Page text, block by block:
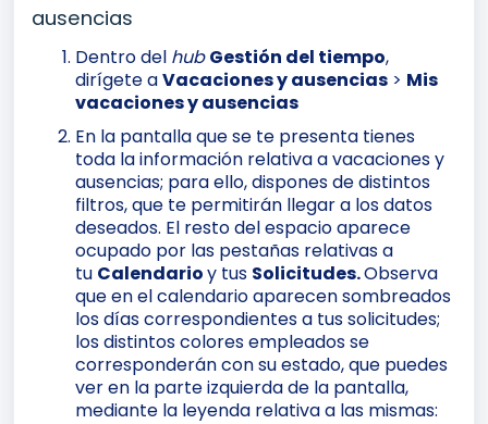
ausencias
Dentro del hub Gestión del tiempo,
dirígete aVacaciones y ausencias > Mis
vacaciones y ausencias
En la pantalla que se te presenta tienes
toda la información relativa a vacaciones y
ausencias; para ello, dispones de distintos
filtros, que te permitirán llegar a los datos
deseados. El resto del espacio aparece
ocupado por las pestañas relativas a
tu Calendarioy tus Solicitudes.Observa
que en el calendario aparecen sombreados
los días correspondientes a tus solicitudes;
los distintos colores empleados se
corresponderán con su estado, que puedes
ver en la parte izquierda de la pantalla,
mediante la leyenda relativa a las mismas: